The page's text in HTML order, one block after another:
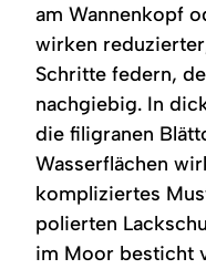
am Wannenkopf
wirken
Schritte federn,
nachgiebig. In
die filigranen
Wasserflächen
kompliziertes
polierten
im Moor besticht